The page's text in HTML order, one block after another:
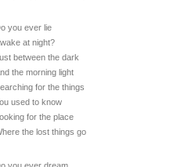
you ever lie
at night?
between the dark
the morning light
for the things
used to know
for the place
the lost things go